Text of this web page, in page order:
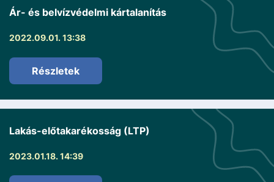
Ár- és belvízvédelmi kártalanítás
2022.09.01. 13:38
Részletek
Lakás-előtakarékosság (LTP)
2023.01.18. 14:39